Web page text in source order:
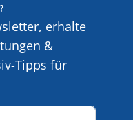
erhalte
&
Tipps für